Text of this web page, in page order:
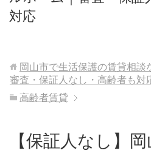
対応
岡山市で生活保護の賃貸相談
審査・保証人なし・高齢者も対
高齢者賃貸
【保証人なし】